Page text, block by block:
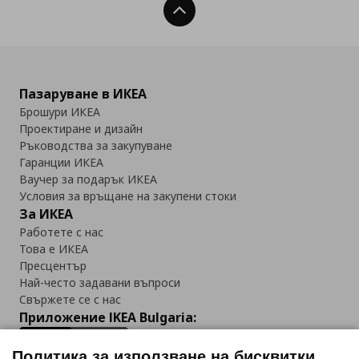
Нагоре
Пазаруване в ИКЕА
Брошури ИКЕА
Проектиране и дизайн
Ръководства за закупуване
Гаранции ИКЕА
Ваучер за подарък ИКЕА
Условия за връщане на закупени стоки
За ИКЕА
Работете с нас
Това е ИКЕА
Пресцентър
Най-често задавани въпроси
Свържете се с нас
Приложение IKEA Bulgaria: